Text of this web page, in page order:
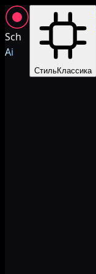
Sch
Ai
СтильКлассика